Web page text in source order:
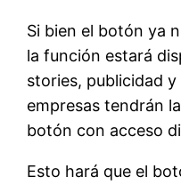
Si bien el botón ya
la función estará
stories, publicidad y
empresas tendrán
botón con acceso
Esto hará que el